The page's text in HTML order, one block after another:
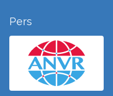
Pers